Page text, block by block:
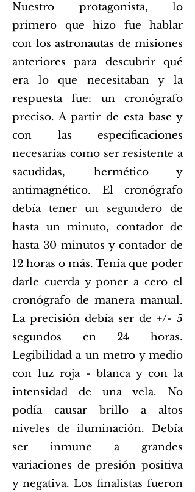
Nuestro protagonista, lo
primero que hizo fue hablar
con los astronautas de misiones
anteriores para descubrir qué
era lo que necesitaban y la
respuesta fue: un cronógrafo
preciso. A partir de esta base y
con las especificaciones
necesarias como ser resistente a
sacudidas, hermético y
antimagnético. El cronógrafo
debía tener un segundero de
hasta un minuto, contador de
hasta 30 minutos y contador de
12 horas o más. Tenía que poder
darle cuerda y poner a cero el
cronógrafo de manera manual.
La precisión debía ser de +/- 5
segundos en 24 horas.
Legibilidad a un metro y medio
con luz roja - blanca y con la
intensidad de una vela. No
podía causar brillo a altos
niveles de iluminación. Debía
ser inmune a grandes
variaciones de presión positiva
y negativa. Los finalistas fueron